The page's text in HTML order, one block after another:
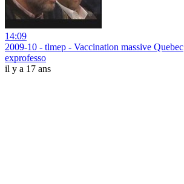
14:09
2009-10 - tlmep - Vaccination massive Quebec
exprofesso
il y a 17 ans